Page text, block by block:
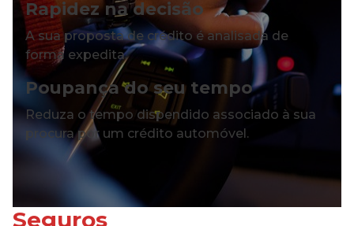
Rapidez na decisão
A sua proposta de crédito é analisada de
forma expedita.
Poupança do seu tempo
Reduza o tempo dispendido associado à sua
procura por um crédito automóvel.
Seguros